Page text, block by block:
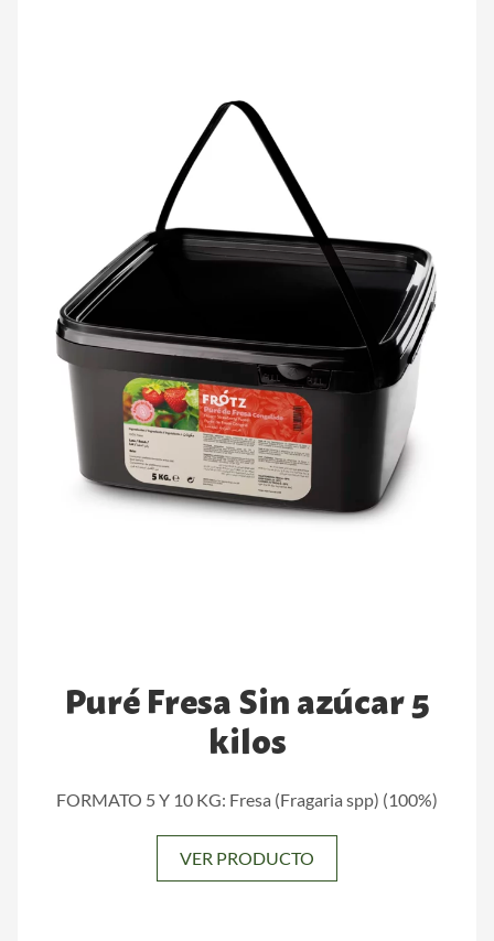
Puré Fresa Sin azúcar 5
kilos
FORMATO 5 Y 10 KG: Fresa (Fragaria spp) (100%)
VER PRODUCTO